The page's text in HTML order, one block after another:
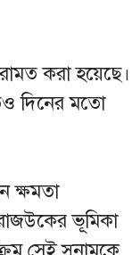
করা হয়েছে।
দিনের মতো
ক্ষমতা
ভূমিকা